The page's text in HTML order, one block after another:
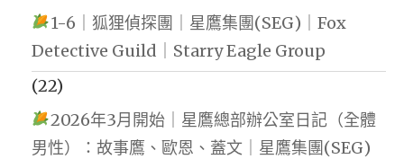
1-6｜狐狸偵探團｜星鷹集團(SEG)｜Fox
Detective Guild｜Starry Eagle Group
(22)
2026年3月開始｜星鷹總部辦公室日記（全體
男性）：故事鷹、歐恩、蓋文｜星鷹集團(SEG)